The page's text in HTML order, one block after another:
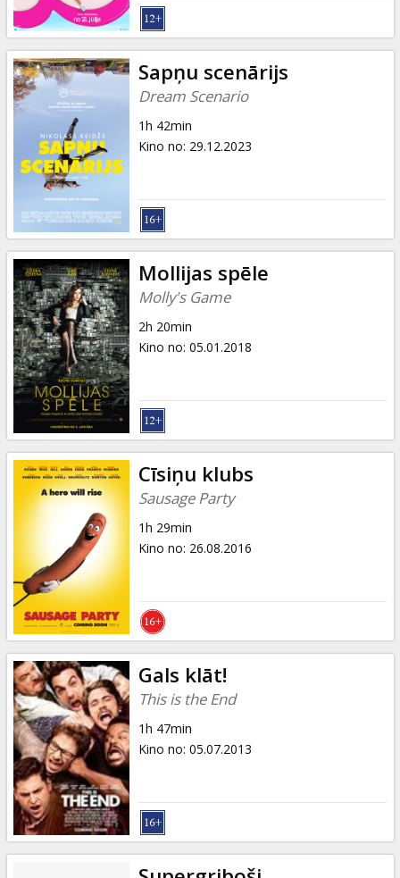
Sapņu scenārijs
Dream Scenario
1h 42min
Kino no: 29.12.2023
Mollijas spēle
Molly's Game
2h 20min
Kino no: 05.01.2018
Cīsiņu klubs
Sausage Party
1h 29min
Kino no: 26.08.2016
Gals klāt!
This is the End
1h 47min
Kino no: 05.07.2013